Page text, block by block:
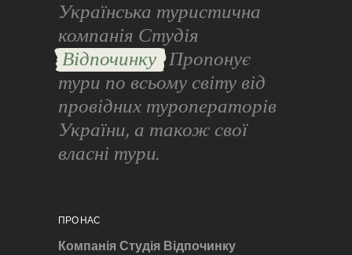
Українська туристична
компанія Студія
Відпочинку Пропонує
тури по всьому світу від
провідних туроператорів
України, а також свої
власні тури.
ПРО НАС
Компанія Студія Відпочинку